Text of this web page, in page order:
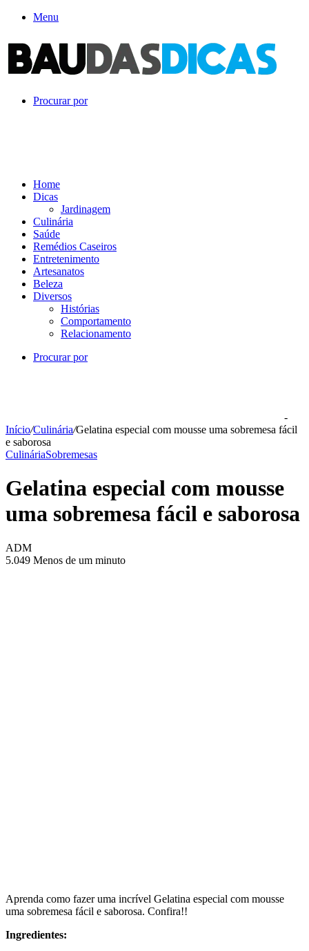
Menu
Procurar por
Home
Dicas
Jardinagem
Culinária
Saúde
Remédios Caseiros
Entretenimento
Artesanatos
Beleza
Diversos
Histórias
Comportamento
Relacionamento
Procurar por
-
Início/Culinária/Gelatina especial com mousse uma sobremesa fácil
e saborosa
CulináriaSobremesas
Gelatina especial com mousse
uma sobremesa fácil e saborosa
ADM
5.049 Menos de um minuto
Aprenda como fazer uma incrível Gelatina especial com mousse
uma sobremesa fácil e saborosa. Confira!!
Ingredientes: